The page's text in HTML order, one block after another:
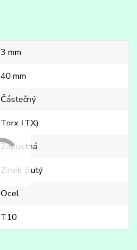
3 mm
40 mm
Částečný
Torx (TX)
Zápustná
Zinek žlutý
Ocel
T10